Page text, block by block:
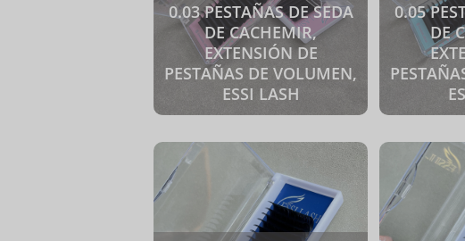
0.03 PESTAÑAS DE SEDA
DE CACHEMIR,
EXTENSIÓN DE
PESTAÑAS DE VOLUMEN,
ESSI LASH
0.05
DE